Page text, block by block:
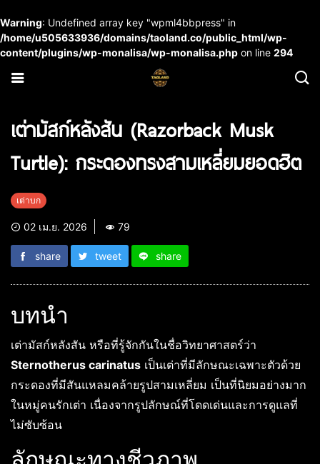
Warning: Undefined array key "wpml4bbpress" in
/home/u505633936/domains/taoland.co/public_html/wp-
content/plugins/wp-monalisa/wp-monalisa.php on line 294
เต่ามัสก์หลังสัน (Razorback Musk
Turtle): กระดองทรงสามเหลี่ยมยอดฮิต
เต่าบก
02 เม.ย. 2026 79
share tweet share
บทนำ
เต่ามัสก์หลังสัน หรือที่รู้จักกันในชื่อวิทยาศาสตร์ว่า
Sternotherus carinatus เป็นเต่าที่มีลักษณะเฉพาะตัวด้วย
กระดองที่มีสันแหลมคล้ายรูปสามเหลี่ยม เป็นที่นิยมอย่างมาก
ในหมู่คนรักเต่า เนื่องจากรูปลักษณ์ที่โดดเด่นและการดูแลที่
ไม่ซับซ้อน